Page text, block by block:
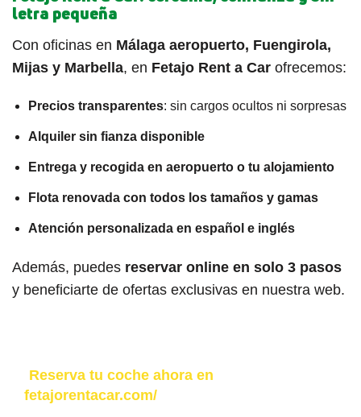
letra pequeña
Con oficinas en Málaga aeropuerto, Fuengirola,
Mijas y Marbella, en Fetajo Rent a Car ofrecemos:
Precios transparentes: sin cargos ocultos ni sorpresas
Alquiler sin fianza disponible
Entrega y recogida en aeropuerto o tu alojamiento
Flota renovada con todos los tamaños y gamas
Atención personalizada en español e inglés
Además, puedes reservar online en solo 3 pasos
y beneficiarte de ofertas exclusivas en nuestra web.
Reserva tu coche ahora en
fetajorentacar.com/